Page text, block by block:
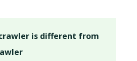
is different from